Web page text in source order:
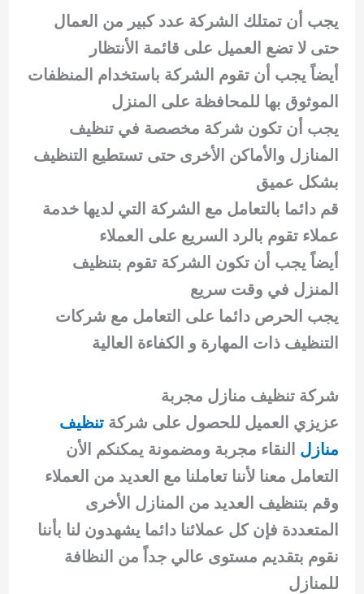
يجب أن تمتلك الشركة عدد كبير من العمال
حتى لا تضع العميل على قائمة الأنتظار
أيضاً يجب أن تقوم الشركة باستخدام المنظفات
الموثوق بها للمحافظة على المنزل
يجب أن تكون شركة مخصصة في تنظيف
المنازل والأماكن الأخرى حتى تستطيع التنظيف
بشكل عميق
قم دائما بالتعامل مع الشركة التي لديها خدمة
عملاء تقوم بالرد السريع على العملاء
أيضاً يجب أن تكون الشركة تقوم بتنظيف
المنزل في وقت سريع
يجب الحرص دائما على التعامل مع شركات
التنظيف ذات المهارة و الكفاءة العالية
شركة تنظيف منازل مجربة
عزيزي العميل للحصول على شركة تنظيف
منازل النقاء مجربة ومضمونة يمكنكم الأن
التعامل معنا لأننا تعاملنا مع العديد من العملاء
وقم بتنظيف العديد من المنازل الأخرى
المتعددة فإن كل عملائنا دائما يشهدون لنا بأننا
نقوم بتقديم مستوى عالي جداً من النظافة
للمنازل